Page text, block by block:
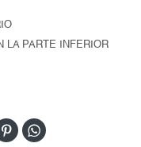
LA PARTE INFERIOR
 